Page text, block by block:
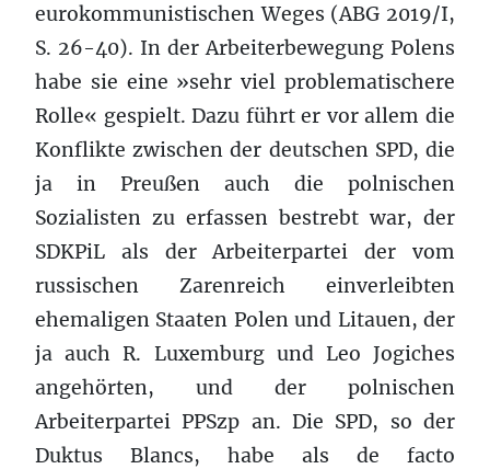
eurokommunistischen Weges (ABG 2019/I,
S. 26-40). In der Arbeiterbewegung Polens
habe sie eine »sehr viel problematischere
Rolle« gespielt. Dazu führt er vor allem die
Konflikte zwischen der deutschen SPD, die
ja in Preußen auch die polnischen
Sozialisten zu erfassen bestrebt war, der
SDKPiL als der Arbeiterpartei der vom
russischen Zarenreich einverleibten
ehemaligen Staaten Polen und Litauen, der
ja auch R. Luxemburg und Leo Jogiches
angehörten, und der polnischen
Arbeiterpartei PPSzp an. Die SPD, so der
Duktus Blancs, habe als de facto